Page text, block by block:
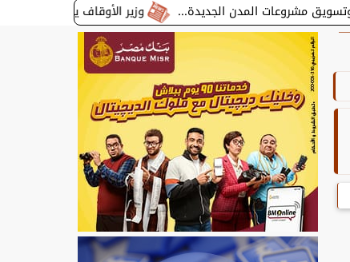
وزير الأوقاف يستقبل بطريرك الأقباط